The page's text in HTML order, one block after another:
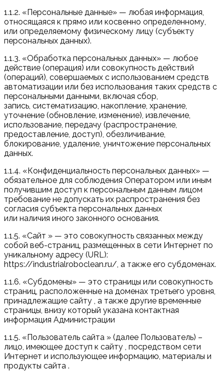
1.1.2. «Персональные данные» — любая информация,
относящаяся к прямо или косвенно определенному,
или определяемому физическому лицу (субъекту
персональных данных).
1.1.3. «Обработка персональных данных» — любое
действие (операция) или совокупность действий
(операций), совершаемых с использованием средств
автоматизации или без использования таких средств с
персональными данными, включая сбор,
запись, систематизацию, накопление, хранение,
уточнение (обновление, изменение), извлечение,
использование, передачу (распространение,
предоставление, доступ), обезличивание,
блокирование, удаление, уничтожение персональных
данных.
1.1.4. «Конфиденциальность персональных данных» —
обязательное для соблюдения Оператором или иным
получившим доступ к персональным данным лицом
требование не допускать их распространения без
согласия субъекта персональных данных
или наличия иного законного основания.
1.1.5. «Сайт » — это совокупность связанных между
собой веб-страниц, размещенных в сети Интернет по
уникальному адресу (URL):
https://industrialroboclean.ru/, а также его субдоменах.
1.1.6. «Субдомены» — это страницы или совокупность
страниц, расположенные на доменах третьего уровня,
принадлежащие сайту , а также другие временные
страницы, внизу который указана контактная
информация Администрации
1.1.5. «Пользователь сайта » (далее Пользователь) –
лицо, имеющее доступ к сайту , посредством сети
Интернет и использующее информацию, материалы и
продукты сайта .